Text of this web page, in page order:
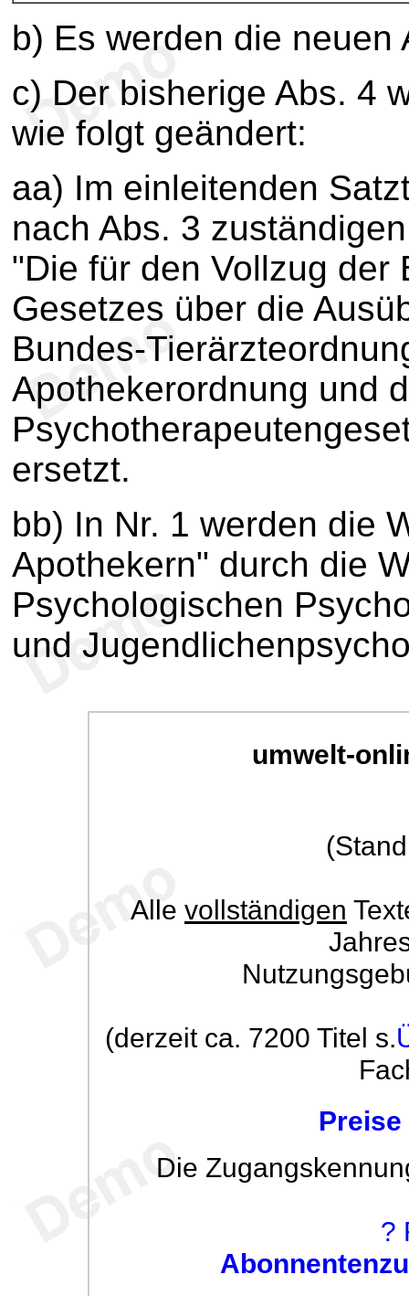
b) Es werden die
c) Der bisherige Abs. 4
wie folgt geändert:
aa) Im einleitenden
nach Abs. 3
"Die für den Vollzug der
Gesetzes über die
Bundes-
Apothekerordnung und
ersetzt.
bb) In Nr. 1 werden die
Apothekern" durch die
Psychologischen
und
umwelt-
Alle vollständigen
(derzeit ca. 7200 Titel s.
Die
?